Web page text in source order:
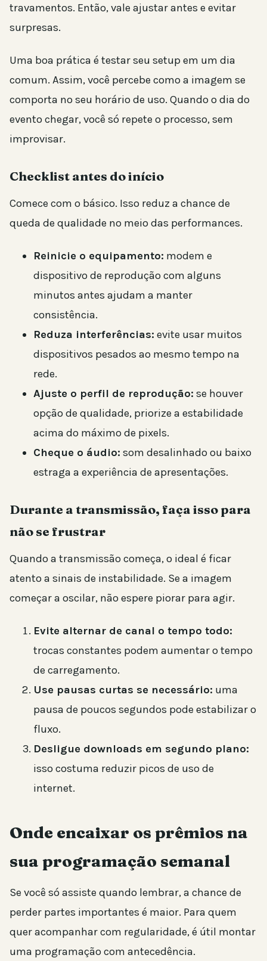
travamentos. Então, vale ajustar antes e evitar
surpresas.
Uma boa prática é testar seu setup em um dia
comum. Assim, você percebe como a imagem se
comporta no seu horário de uso. Quando o dia do
evento chegar, você só repete o processo, sem
improvisar.
Checklist antes do início
Comece com o básico. Isso reduz a chance de
queda de qualidade no meio das performances.
Reinicie o equipamento: modem e
dispositivo de reprodução com alguns
minutos antes ajudam a manter
consistência.
Reduza interferências: evite usar muitos
dispositivos pesados ao mesmo tempo na
rede.
Ajuste o perfil de reprodução: se houver
opção de qualidade, priorize a estabilidade
acima do máximo de pixels.
Cheque o áudio: som desalinhado ou baixo
estraga a experiência de apresentações.
Durante a transmissão, faça isso para
não se frustrar
Quando a transmissão começa, o ideal é ficar
atento a sinais de instabilidade. Se a imagem
começar a oscilar, não espere piorar para agir.
Evite alternar de canal o tempo todo:
trocas constantes podem aumentar o tempo
de carregamento.
Use pausas curtas se necessário: uma
pausa de poucos segundos pode estabilizar o
fluxo.
Desligue downloads em segundo plano:
isso costuma reduzir picos de uso de
internet.
Onde encaixar os prêmios na
sua programação semanal
Se você só assiste quando lembrar, a chance de
perder partes importantes é maior. Para quem
quer acompanhar com regularidade, é útil montar
uma programação com antecedência.